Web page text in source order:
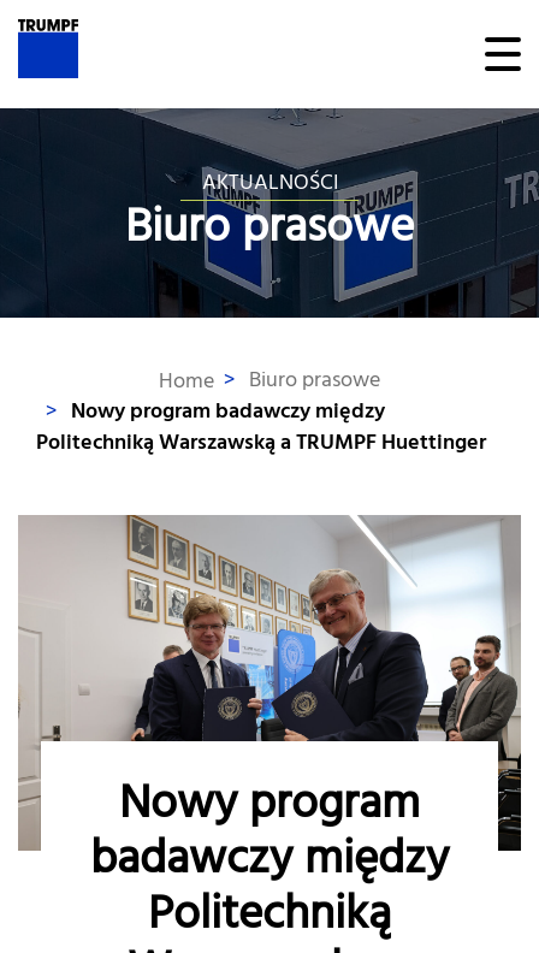
AKTUALNOŚCI
Biuro prasowe
Home > Biuro prasowe
> Nowy program badawczy między
Politechniką Warszawską a TRUMPF Huettinger
Nowy program
badawczy między
Politechniką